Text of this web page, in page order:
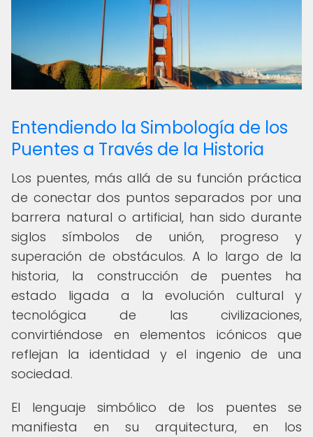
Entendiendo la Simbología de los
Puentes a Través de la Historia
Los puentes, más allá de su función práctica
de conectar dos puntos separados por una
barrera natural o artificial, han sido durante
siglos símbolos de unión, progreso y
superación de obstáculos. A lo largo de la
historia, la construcción de puentes ha
estado ligada a la evolución cultural y
tecnológica de las civilizaciones,
convirtiéndose en elementos icónicos que
reflejan la identidad y el ingenio de una
sociedad.
El lenguaje simbólico de los puentes se
manifiesta en su arquitectura, en los